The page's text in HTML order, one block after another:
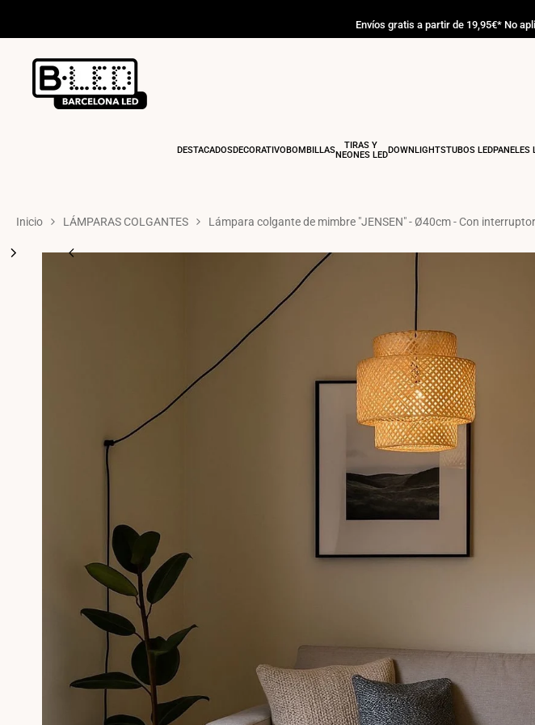
Envíos gratis a partir de 19,95€* No
DESTACADOSDECORATIVOBOMBILLAS
TIRAS Y
NEONES LEDDOWNLIGHTSTUBOS LEDPANELES
Inicio LÁMPARAS COLGANTES Lámpara colgante de mimbre "JENSEN" - Ø40cm - Con